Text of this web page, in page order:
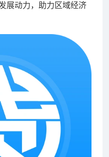
展动力，助力区域经济